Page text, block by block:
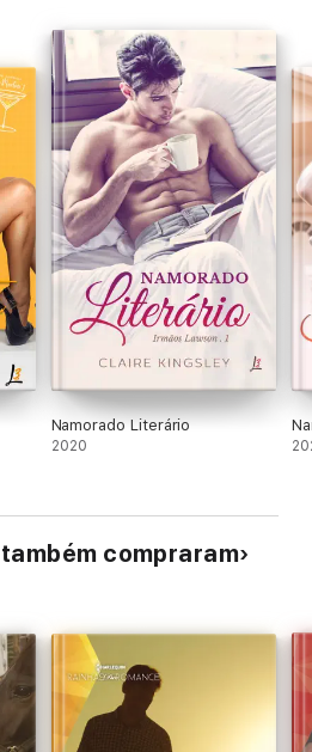
Namorado Literário
2020
compraram